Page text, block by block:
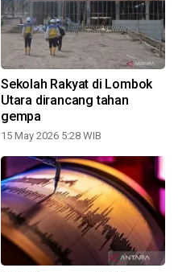
Sekolah Rakyat di Lombok
Utara dirancang tahan
gempa
15 May 2026 5:28 WIB